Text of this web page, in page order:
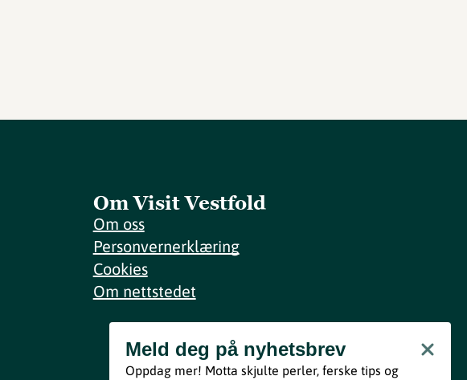
Om Visit Vestfold
Om oss
Personvernerklæring
Cookies
Om nettstedet
Meld deg på nyhetsbrev
Bli med
Meld deg på nyhetsbrev
Oppdag mer! Motta skjulte perler, ferske tips og